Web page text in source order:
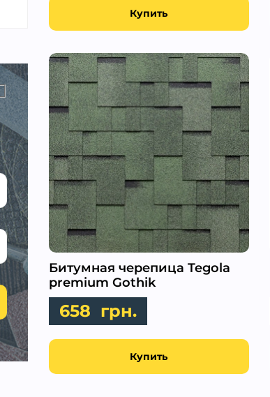
Купить
Битумная черепица Tegola
premium Gothik
658 грн.
Купить